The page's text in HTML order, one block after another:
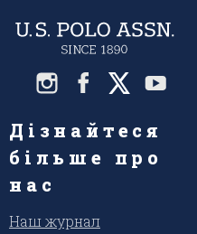
Дізнайтеся
більше про
нас
Наш журнал